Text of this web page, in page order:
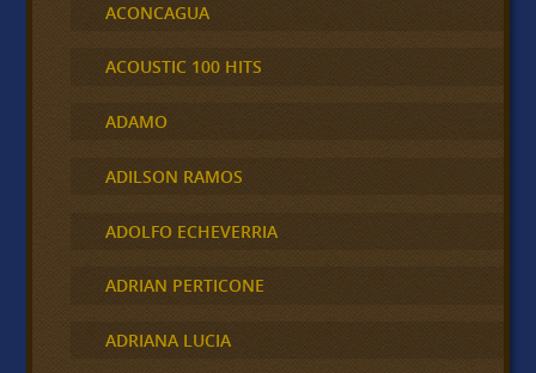
ACONCAGUA
ACOUSTIC 100 HITS
ADAMO
ADILSON RAMOS
ADOLFO ECHEVERRIA
ADRIAN PERTICONE
ADRIANA LUCIA